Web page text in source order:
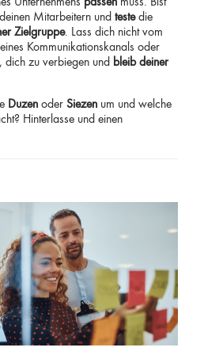
Mitarbeitern und testedie
Zielgruppe. Lass dich nicht vom
Kommunikationskanals oder
dich zu verbiegen und bleib deiner
Duzen oder Siezen um und welche
Hinterlasse und einen